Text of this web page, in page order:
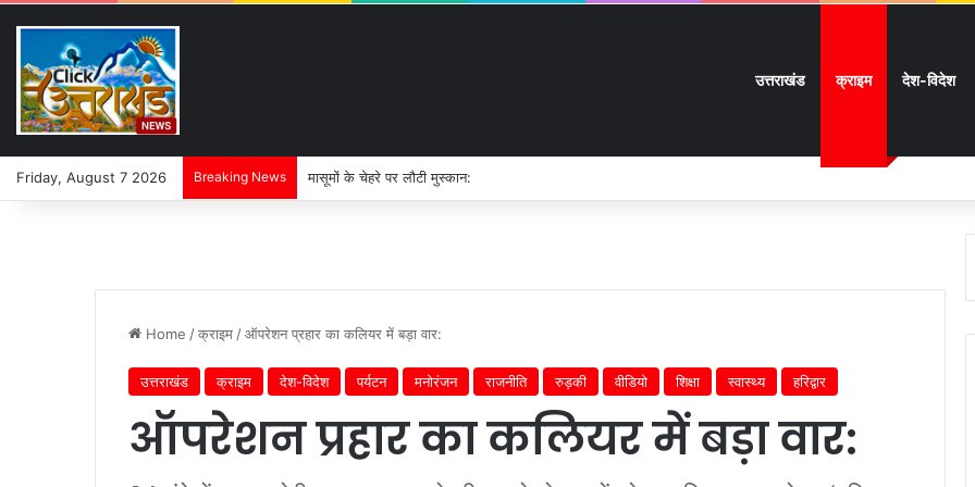
उत्तराखंड क्राइम देश-विदेश
Friday, August 7 2026 Breaking News NIC कॉलेज धनौरी जमीन विवाद में बढ़ी मुश्किलें:
Home /क्राइम /ऑपरेशन प्रहार का कलियर में बड़ा वार:
उत्तराखंड क्राइम देश-विदेश पर्यटन मनोरंजन राजनीति रुड़की वीडियो शिक्षा स्वास्थ्य हरिद्वार
ऑपरेशन प्रहार का कलियर में बड़ा वार: